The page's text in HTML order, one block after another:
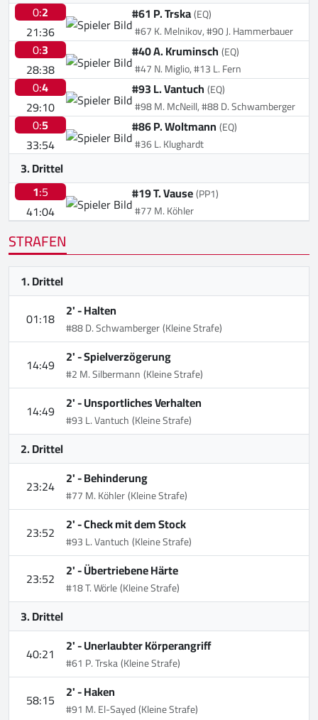
0:2
21:36
#61 P. Trska(EQ)
#67 K. Melnikov, #90 J. Hammerbauer
0:3
28:38
#40 A. Kruminsch(EQ)
#47 N. Miglio, #13 L. Fern
0:4
29:10
#93 L. Vantuch(EQ)
#98 M. McNeill, #88 D. Schwamberger
0:5
33:54
#86 P. Woltmann(EQ)
#36 L. Klughardt
3. Drittel
1:5
41:04
#19 T. Vause(PP1)
#77 M. Köhler
STRAFEN
1. Drittel
01:18 2' -Halten
#88 D. Schwamberger(Kleine Strafe)
14:49 2' -Spielverzögerung
#2 M. Silbermann(Kleine Strafe)
14:49 2' -Unsportliches Verhalten
#93 L. Vantuch(Kleine Strafe)
2. Drittel
23:24 2' -Behinderung
#77 M. Köhler(Kleine Strafe)
23:52 2' -Check mit dem Stock
#93 L. Vantuch(Kleine Strafe)
23:52 2' -Übertriebene Härte
#18 T. Wörle(Kleine Strafe)
3. Drittel
40:21
2' -Unerlaubter Körperangriff
#61 P. Trska(Kleine Strafe)
58:15 2' -Haken
#91 M. El-Sayed(Kleine Strafe)